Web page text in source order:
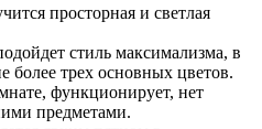
просторная и светлая
стиль максимализма, в
более трех основных цветов.
функционирует, нет
предметами.